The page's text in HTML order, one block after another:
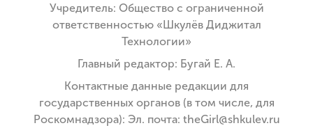
Учредитель: Общество с ограниченной
ответственностью «Шкулёв Диджитал
Технологии»
Главный редактор: Бугай Е. А.
Контактные данные редакции для
государственных органов (в том числе, для
Роскомнадзора): Эл. почта: theGirl@shkulev.ru